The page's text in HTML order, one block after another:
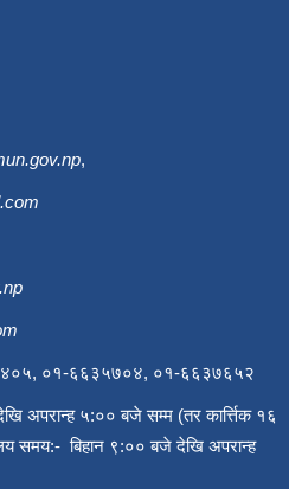
,
०१-६६३५७०४, ०१-६६३७६५२
अपरान्ह ५:०० बजे सम्म (तर कार्त्तिक १६
समय:- बिहान ९:०० बजे देखि अपरान्ह